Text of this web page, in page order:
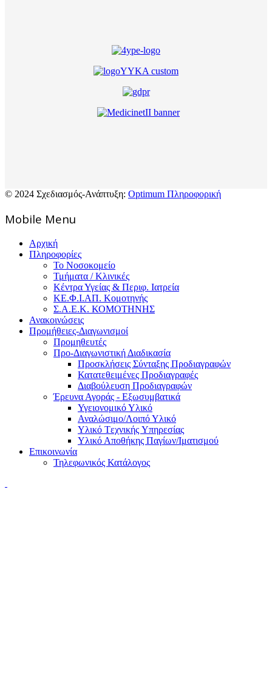
© 2024 Σχεδιασμός-Ανάπτυξη: Optimum Πληροφορική
Mοbile Menu
Αρχική
Πληροφορίες
Το Νοσοκομείο
Τμήματα / Κλινικές
Κέντρα Υγείας & Περιφ. Ιατρεία
ΚΕ.Φ.Ι.ΑΠ. Κομοτηνής
Σ.Α.Ε.Κ. ΚΟΜΟΤΗΝΗΣ
Ανακοινώσεις
Προμήθειες-Διαγωνισμοί
Προμηθευτές
Προ-Διαγωνιστική Διαδικασία
Προσκλήσεις Σύνταξης Προδιαγραφών
Κατατεθειμένες Προδιαγραφές
Διαβούλευση Προδιαγραφών
Έρευνα Αγοράς - Εξωσυμβατικά
Υγειονομικό Υλικό
Αναλώσιμο/Λοιπό Υλικό
Υλικό Tεχνικής Yπηρεσίας
Υλικό Αποθήκης Παγίων/Ιματισμού
Επικοινωνία
Τηλεφωνικός Κατάλογος